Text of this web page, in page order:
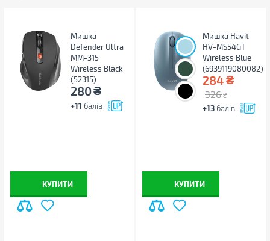
Мишка
Defender Ultra
MM-315
Wireless Black
(52315)
280₴
+11 балів
КУПИТИ
Мишка Havit
HV-MS54GT
Wireless Blue
(6939119080082)
284₴
326 ₴
+13 балів
КУПИТИ